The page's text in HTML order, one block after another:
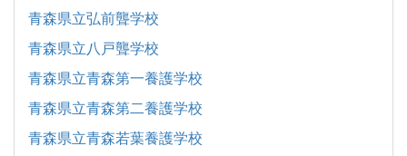
青森県立弘前聾学校
青森県立八戸聾学校
青森県立青森第一養護学校
青森県立青森第二養護学校
青森県立青森若葉養護学校